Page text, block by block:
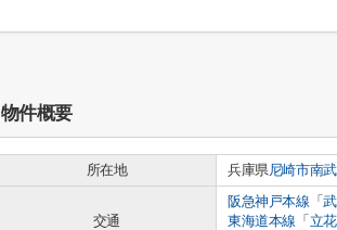
物件概要
所在地 兵庫県尼崎市南
交通
阪急神戸本線 「
東海道本線 「 立花